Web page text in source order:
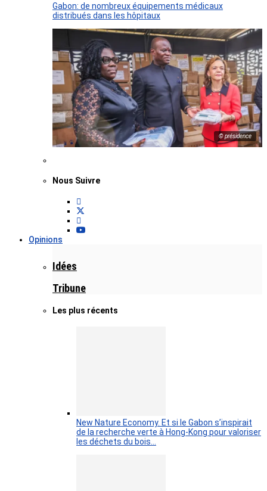
Gabon: de nombreux équipements médicaux
distribués dans les hôpitaux
© présidence
Nous Suivre
Opinions
Idées
Tribune
Les plus récents
New Nature Economy. Et si le Gabon s’inspirait
de la recherche verte à Hong-Kong pour valoriser
les déchets du bois…